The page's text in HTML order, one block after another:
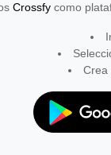
Crossfy como
Crea